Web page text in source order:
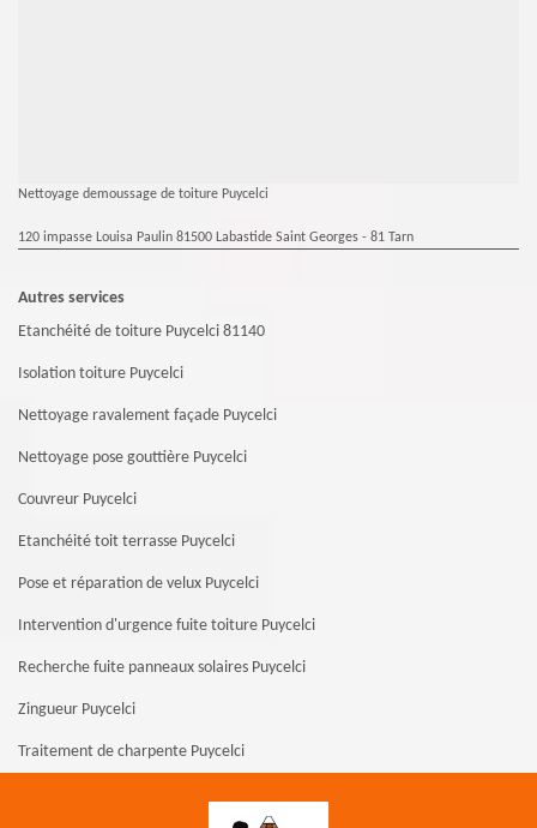
Nettoyage demoussage de toiture Puycelci
120 impasse Louisa Paulin 81500 Labastide Saint Georges - 81 Tarn
Autres services
Etanchéité de toiture Puycelci 81140
Isolation toiture Puycelci
Nettoyage ravalement façade Puycelci
Nettoyage pose gouttière Puycelci
Couvreur Puycelci
Etanchéité toit terrasse Puycelci
Pose et réparation de velux Puycelci
Intervention d'urgence fuite toiture Puycelci
Recherche fuite panneaux solaires Puycelci
Zingueur Puycelci
Traitement de charpente Puycelci